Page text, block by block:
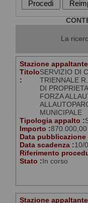
La
Stazione
Titolo
:
SERVIZIO DI
TRIENNALE
DI
FORZA
MUNICIPALE
Tipologia appalto :
Importo :
Data pubblicazione
Data scadenza :10/
Riferimento
Stato : In corso
Stazione